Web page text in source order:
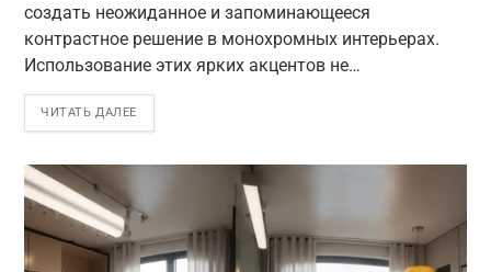
создать неожиданное и запоминающееся
контрастное решение в монохромных интерьерах.
Использование этих ярких акцентов не…
ЧИТАТЬ ДАЛЕЕ